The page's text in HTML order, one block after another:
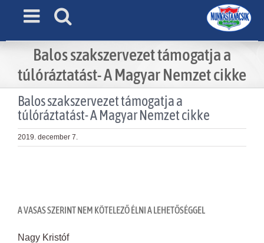
Balos szakszervezet támogatja a
túlóráztatást- A Magyar Nemzet cikke
Balos szakszervezet támogatja a
túlóráztatást- A Magyar Nemzet cikke
2019. december 7.
A VASAS SZERINT NEM KÖTELEZŐ ÉLNI A LEHETŐSÉGGEL
Nagy Kristóf